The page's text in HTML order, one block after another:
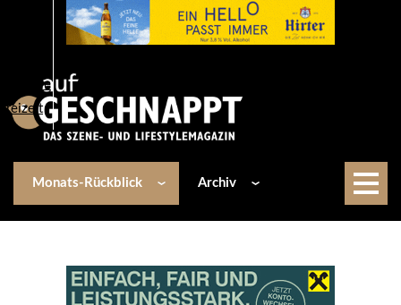
Lifestyle
Freizeit
Monats-Rückblick Archiv